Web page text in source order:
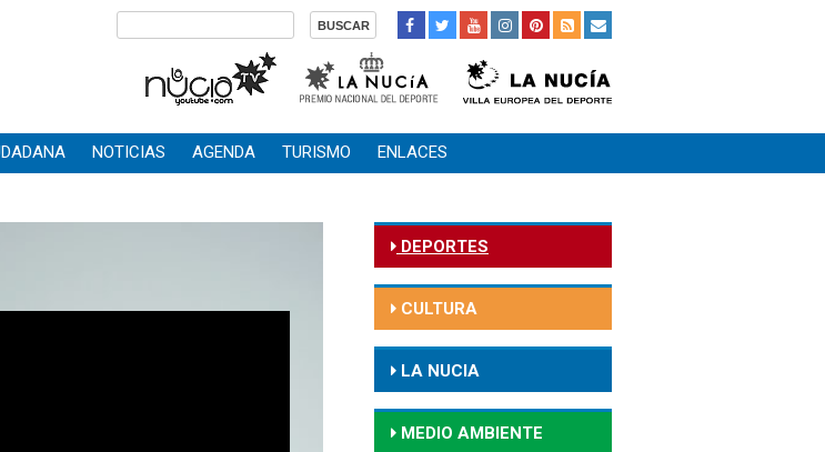
NOTICIAS AGENDA TURISMO ENLACES
DEPORTES
CULTURA
LA NUCIA
MEDIO AMBIENTE